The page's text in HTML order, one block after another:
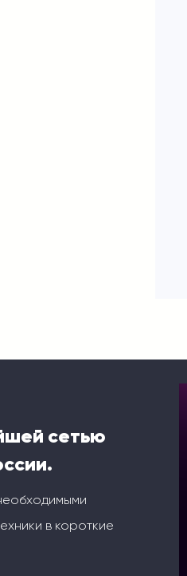
сетью
в короткие